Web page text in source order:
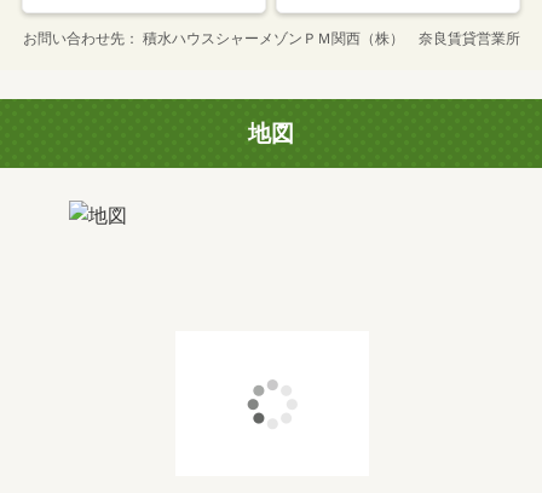
お問い合わせ先 積水ハウスシャーメゾンＰＭ関西（株） 奈良賃貸営業所
地図